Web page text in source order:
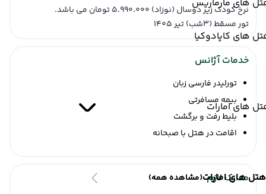
های مارماریس
های کاپادوکیا
های امارات
هتل های امارات(مشاهده همه)
نرخ کودک زیر دوسال (نوزاد) 5.990.000 تومان می باشد.
تور مسقط (3شب) تیر 1405
خدمات آژانس
تورلیدر فارسی زبان
بیمه مسافرتی
بلیط رفت و برگشت
اقامت در هتل با صبحانه
مدارک لازم